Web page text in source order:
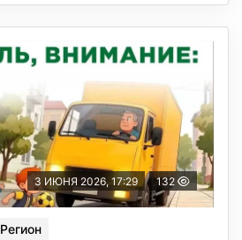
3 ИЮНЯ 2026, 17:29 132
Регион